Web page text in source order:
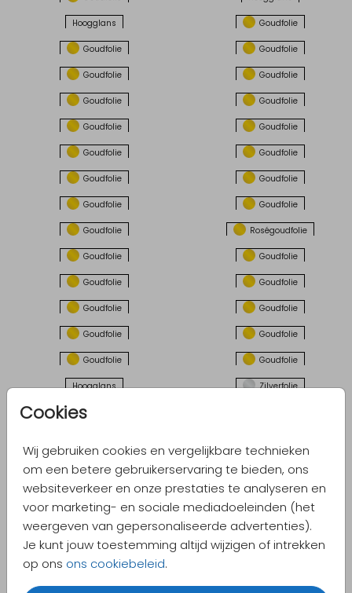
Cookies
Wij gebruiken cookies en vergelijkbare technieken
om een betere gebruikerservaring te bieden, ons
websiteverkeer en onze prestaties te analyseren en
voor marketing- en sociale mediadoeleinden (het
weergeven van gepersonaliseerde advertenties).
Je kunt jouw toestemming altijd wijzigen of intrekken
op ons ons cookiebeleid.
Hoogglans Goudfolie
Goudfolie Goudfolie
Goudfolie Goudfolie
Goudfolie Goudfolie
Goudfolie Goudfolie
Goudfolie Goudfolie
Goudfolie Goudfolie
Goudfolie Goudfolie
Goudfolie Roségoudfolie
Goudfolie Goudfolie
Goudfolie Goudfolie
Goudfolie Goudfolie
Goudfolie Goudfolie
Goudfolie Goudfolie
Hoogglans Zilverfolie
Zilverfolie
Goudfolie Goudfolie
Goudfolie Goudfolie
Goudfolie Goudfolie
Goudfolie Goudfolie
Goudfolie